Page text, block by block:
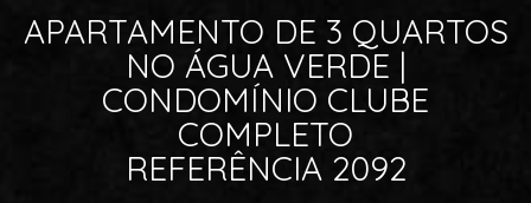
APARTAMENTO DE 3 QUARTOS
NO ÁGUA VERDE |
CONDOMÍNIO CLUBE
COMPLETO
REFERÊNCIA 2092